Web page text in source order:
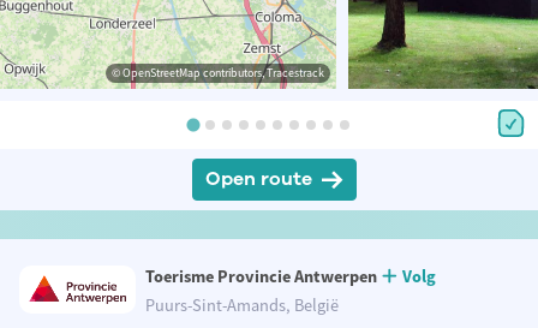
© OpenStreetMap contributors, Tracestrack
Open route
Toerisme Provincie Antwerpen
Volg
Puurs-Sint-Amands, België